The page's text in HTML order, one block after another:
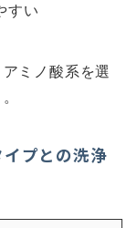
すい
ミノ酸系を選
プとの洗浄